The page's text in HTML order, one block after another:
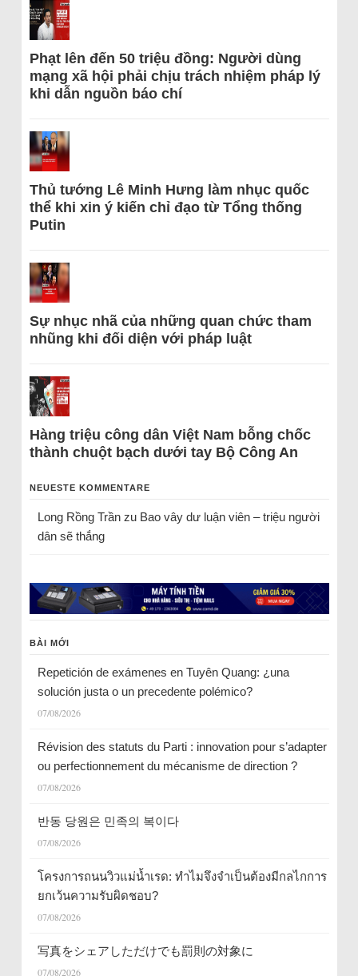
Phạt lên đến 50 triệu đồng: Người dùng
mạng xã hội phải chịu trách nhiệm pháp lý
khi dẫn nguồn báo chí
Thủ tướng Lê Minh Hưng làm nhục quốc
thể khi xin ý kiến chỉ đạo từ Tổng thống
Putin
Sự nhục nhã của những quan chức tham
nhũng khi đối diện với pháp luật
Hàng triệu công dân Việt Nam bỗng chốc
thành chuột bạch dưới tay Bộ Công An
NEUESTE KOMMENTARE
Long Rồng Trầnzu Bao vây dư luận viên – triệu người
dân sẽ thắng
BÀI MỚI
Repetición de exámenes en Tuyên Quang: ¿una
solución justa o un precedente polémico?
07/08/2026
Révision des statuts du Parti : innovation pour s’adapter
ou perfectionnement du mécanisme de direction ?
07/08/2026
반동 당원은 민족의 복이다
07/08/2026
โครงการถนนวิวแม่น้ำเรด: ทำไมจึงจำเป็นต้องมีกลไกการ
ยกเว้นความรับผิดชอบ?
07/08/2026
写真をシェアしただけでも罰則の対象に
07/08/2026